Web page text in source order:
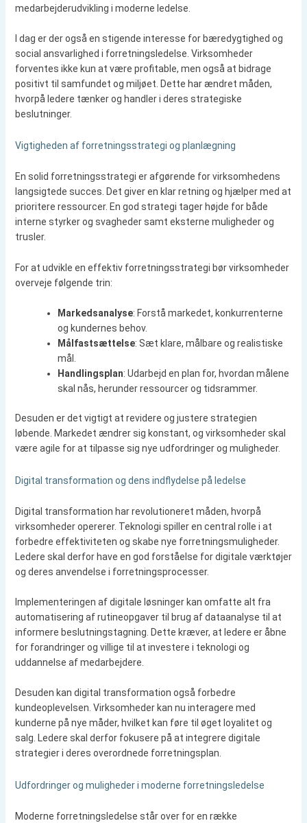
medarbejderudvikling i moderne ledelse.
I dag er der også en stigende interesse for bæredygtighed og
social ansvarlighed i forretningsledelse. Virksomheder
forventes ikke kun at være profitable, men også at bidrage
positivt til samfundet og miljøet. Dette har ændret måden,
hvorpå ledere tænker og handler i deres strategiske
beslutninger.
Vigtigheden af forretningsstrategi og planlægning
En solid forretningsstrategi er afgørende for virksomhedens
langsigtede succes. Det giver en klar retning og hjælper med at
prioritere ressourcer. En god strategi tager højde for både
interne styrker og svagheder samt eksterne muligheder og
trusler.
For at udvikle en effektiv forretningsstrategi bør virksomheder
overveje følgende trin:
Markedsanalyse: Forstå markedet, konkurrenterne
og kundernes behov.
Målfastsættelse: Sæt klare, målbare og realistiske
mål.
Handlingsplan: Udarbejd en plan for, hvordan målene
skal nås, herunder ressourcer og tidsrammer.
Desuden er det vigtigt at revidere og justere strategien
løbende. Markedet ændrer sig konstant, og virksomheder skal
være agile for at tilpasse sig nye udfordringer og muligheder.
Digital transformation og dens indflydelse på ledelse
Digital transformation har revolutioneret måden, hvorpå
virksomheder opererer. Teknologi spiller en central rolle i at
forbedre effektiviteten og skabe nye forretningsmuligheder.
Ledere skal derfor have en god forståelse for digitale værktøjer
og deres anvendelse i forretningsprocesser.
Implementeringen af digitale løsninger kan omfatte alt fra
automatisering af rutineopgaver til brug af dataanalyse til at
informere beslutningstagning. Dette kræver, at ledere er åbne
for forandringer og villige til at investere i teknologi og
uddannelse af medarbejdere.
Desuden kan digital transformation også forbedre
kundeoplevelsen. Virksomheder kan nu interagere med
kunderne på nye måder, hvilket kan føre til øget loyalitet og
salg. Ledere skal derfor fokusere på at integrere digitale
strategier i deres overordnede forretningsplan.
Udfordringer og muligheder i moderne forretningsledelse
Moderne forretningsledelse står over for en række